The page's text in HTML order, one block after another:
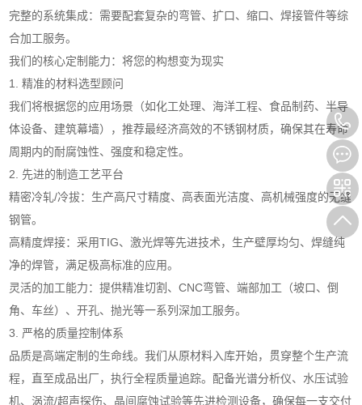
完整的系统集成：需要配套复杂的弯管、扩口、缩口、焊接管件等综
合加工服务。
我们的核心定制能力：将您的构想变为现实
1. 精准的材料选型顾问
我们将根据您的应用场景（如化工处理、海洋工程、食品制药、半导
体设备、建筑幕墙），推荐最经济高效的不锈钢材质，确保其在寿命
周期内的耐腐蚀性、强度和稳定性。
2. 先进的制造工艺平台
精密冷轧/冷拔：生产高尺寸精度、高表面光洁度、高机械强度的无缝
钢管。
高精度焊接：采用TIG、激光焊等先进技术，生产壁厚均匀、焊缝纯
净的焊管，满足极高标准的应用。
灵活的加工能力：提供精准切割、CNC弯管、端部加工（坡口、倒
角、车丝）、开孔、抛光等一系列深加工服务。
3. 严格的质量控制体系
品质是高端定制的生命线。我们从原材料入库开始，贯穿整个生产流
程，直至成品出厂，执行全程质量追踪。配备光谱分析仪、水压试验
机、涡流/超声探伤、晶间腐蚀试验等先进检测设备，确保每一支交付